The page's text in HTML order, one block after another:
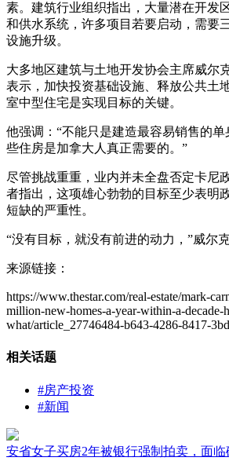
素。建筑行业组织指出，大量潜在开发
和供水系统，许多项目若要启动，需要
设施升级。
大多地区建筑与土地开发协会主席威尔
表示，加快投资基础设施、释放公共土
室中型住宅是实现目标的关键。
他强调：“不能只是建造最容易销售的
些住房是加拿大人真正需要的。”
尽管挑战重重，业内并未全盘否定卡尼
者指出，这项雄心勃勃的目标至少表明
短缺的严重性。
“没有目标，就没有前进的动力，”威尔
来源链接：
https://www.thestar.com/real-estate/mark-
million-new-homes-a-year-within-a-decade-
what/article_27746484-b643-4286-8417-
相关话题
#房产投资
#新闻
安省女子买房2年被银行强制拍卖，面临